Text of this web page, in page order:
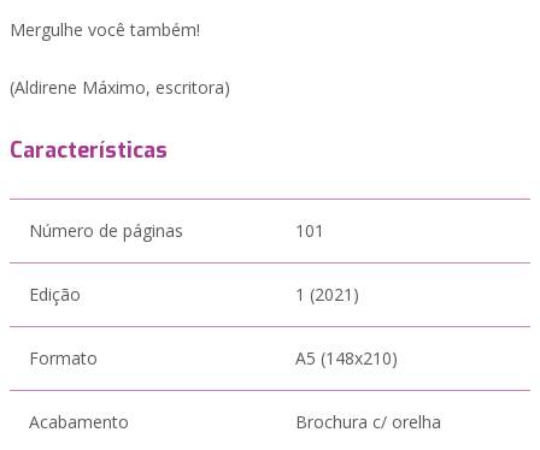
Mergulhe você também!
(Aldirene Máximo, escritora)
Características
Número de páginas 101
Edição 1 (2021)
Formato A5 (148x210)
Acabamento Brochura c/ orelha